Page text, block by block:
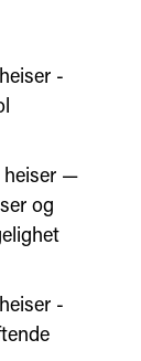
-
heiser —
og
-